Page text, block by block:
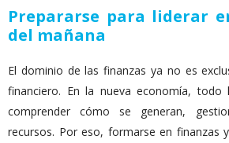
Prepararse para liderar
del mañana
El dominio de las finanzas ya no es
financiero. En la nueva economía, todo
comprender cómo se generan,
recursos. Por eso, formarse en finanzas